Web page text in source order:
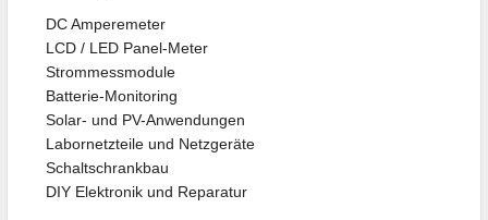
DC Amperemeter
LCD / LED Panel-Meter
Strommessmodule
Batterie-Monitoring
Solar- und PV-Anwendungen
Labornetzteile und Netzgeräte
Schaltschrankbau
DIY Elektronik und Reparatur